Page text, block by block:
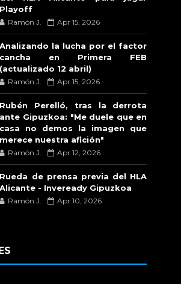
Playoff
Ramón J. Apr 15, 2026
Analizando la lucha por el factor
cancha en Primera FEB
(actualizado 12 abril)
Ramón J. Apr 15, 2026
Rubén Perelló, tras la derrota
ante Gipuzkoa: "Me duele que en
casa no demos la imagen que
merece nuestra afición"
Ramón J. Apr 12, 2026
Rueda de prensa previa del HLA
Alicante - Inveready Gipuzkoa
Ramón J. Apr 10, 2026